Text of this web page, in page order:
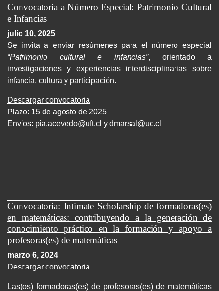
Convocatoria a Número Especial: Patrimonio Cultural
e Infancias
julio 10, 2025
Se invita a enviar resúmenes para el número especial
“Patrimonio cultural e infancias”, orientado a
investigaciones y experiencias interdisciplinarias sobre
infancia, cultura y participación.
Descargar convocatoria
Plazo: 15 de agosto de 2025
Envíos: pia.acevedo@uft.cl y dmarsal@uc.cl
Convocatoria: Intimate Scholarship de formadoras(es)
en matemáticas: contribuyendo a la generación de
conocimiento práctico en la formación y apoyo a
profesoras(es) de matemáticas
marzo 6, 2024
Descargar convocatoria
Las(os) formadoras(es) de profesoras(es) de matemáticas